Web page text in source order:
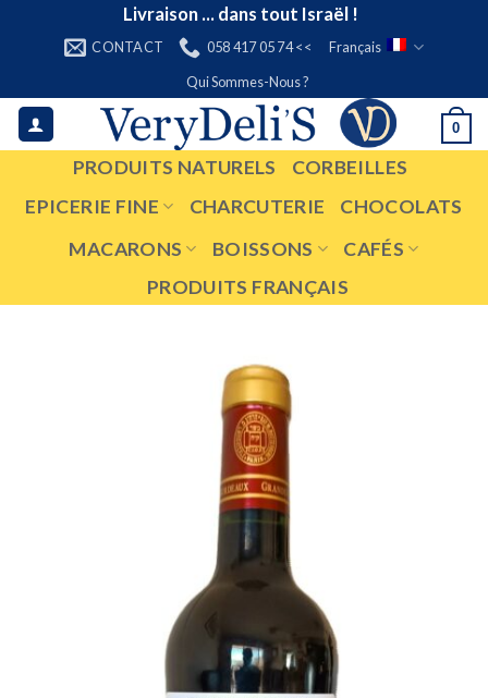
Livraison ... dans tout Israël !
CONTACT 058 417 05 74 <<
Français
Qui Sommes-Nous ?
0
PRODUITS NATURELS
CORBEILLES
EPICERIE FINE
CHARCUTERIE
CHOCOLATS
MACARONS
BOISSONS
CAFÉS
PRODUITS FRANÇAIS